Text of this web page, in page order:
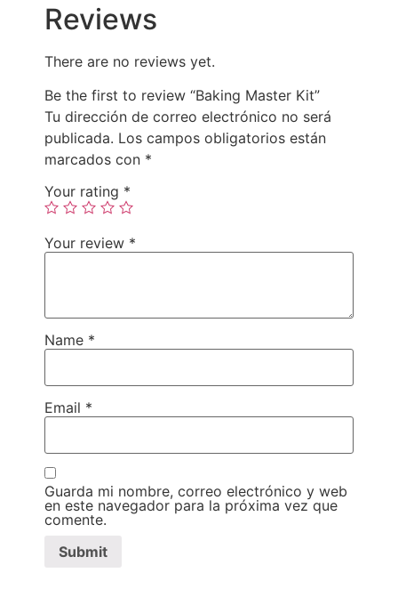
Reviews
There are no reviews yet.
Be the first to review “Baking Master Kit”
Tu dirección de correo electrónico no será
publicada. Los campos obligatorios están
marcados con *
Your rating *
Your review *
Name *
Email *
Guarda mi nombre, correo electrónico y web
en este navegador para la próxima vez que
comente.